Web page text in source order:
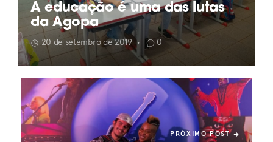
A educação é uma das lutas
da Agopa
20 de setembro de 2019 • 0
PRÓXIMO POST